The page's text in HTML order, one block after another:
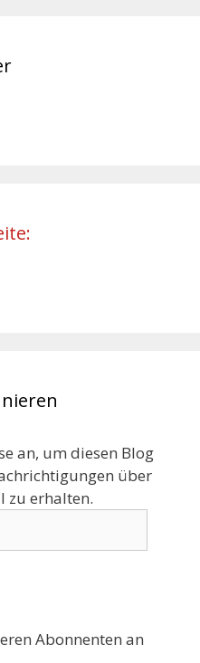
an, um diesen Blog
über
zu erhalten.
Abonnenten an